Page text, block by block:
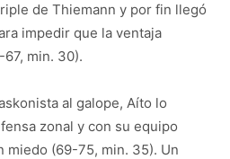
de Thiemann y por fin llegó
impedir que la ventaja
min. 30).
al galope, Aíto lo
zonal y con su equipo
miedo (69-75, min. 35). Un